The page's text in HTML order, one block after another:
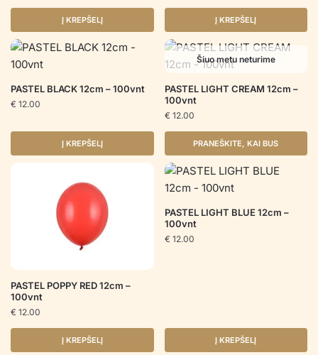
Į KREPŠELĮ Į KREPŠELĮ
PASTEL BLACK 12cm – 100vnt
€ 12.00
Į KREPŠELĮ
Šiuo metu neturime
PASTEL LIGHT CREAM 12cm –
100vnt
€ 12.00
PRANEŠKITE, KAI BUS
PASTEL POPPY RED 12cm –
100vnt
€ 12.00
Į KREPŠELĮ
PASTEL LIGHT BLUE 12cm –
100vnt
€ 12.00
Į KREPŠELĮ